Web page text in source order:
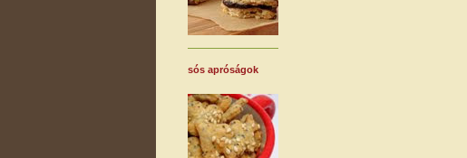
sós apróságok